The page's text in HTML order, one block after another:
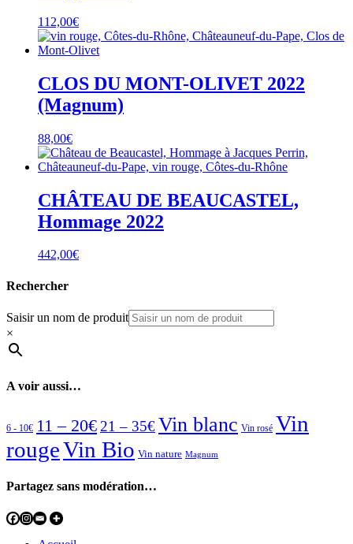
112,00€
CLOS DU MONT-OLIVET 2022
(Magnum)
88,00€
CHÂTEAU DE BEAUCASTEL,
Hommage 2022
442,00€
Rechercher
Saisir un nom de produit
×
A voir aussi…
6 - 10€ 11 – 20€ 21 – 35€Vin blanc Vin rosé Vin
rougeVin Bio Vin nature Magnum
Partagez sans modération…